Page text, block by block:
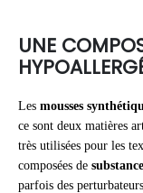
UNE
Les mousses
ce sont deux matières
très utilisées pour les
composées de
parfois des